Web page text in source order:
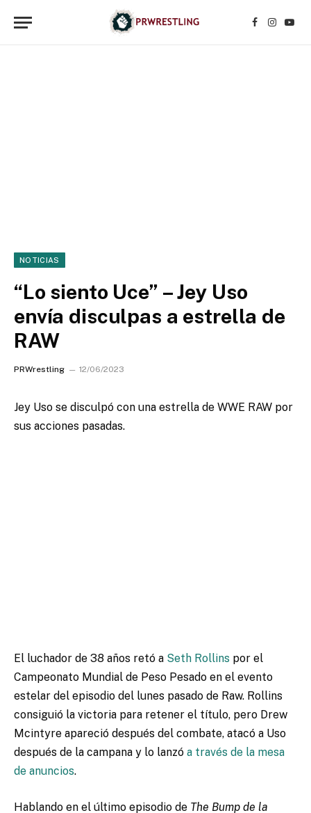
Facebook
NOTICIAS
“Lo siento Uce” – Jey Uso
envía disculpas a estrella de
RAW
PRWrestling 12/06/2023
Jey Uso se disculpó con una estrella de WWE RAW por
sus acciones pasadas.
El luchador de 38 años retó a Seth Rollins por el
Campeonato Mundial de Peso Pesado en el evento
estelar del episodio del lunes pasado de Raw. Rollins
consiguió la victoria para retener el título, pero Drew
Mcintyre apareció después del combate, atacó a Uso
después de la campana y lo lanzó a través de la mesa
de anuncios.
Hablando en el último episodio de The Bump de la